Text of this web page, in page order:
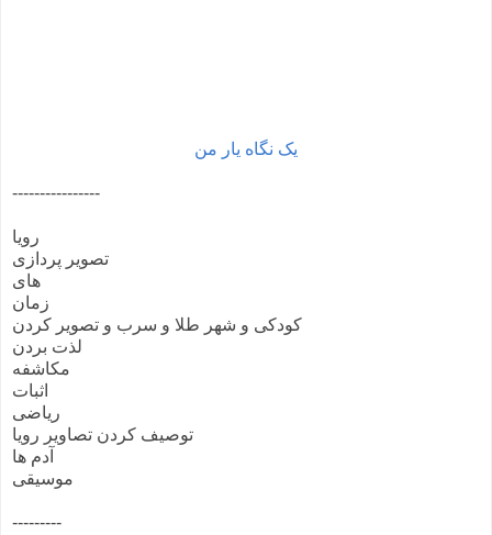
یک نگاه یار من
----------------
رویا
تصویر پردازی
های
زمان
کودکی و شهر طلا و سرب و تصویر کردن
لذت بردن
مکاشفه
اثبات
ریاضی
توصیف کردن تصاویر رویا
آدم ها
موسیقی
---------